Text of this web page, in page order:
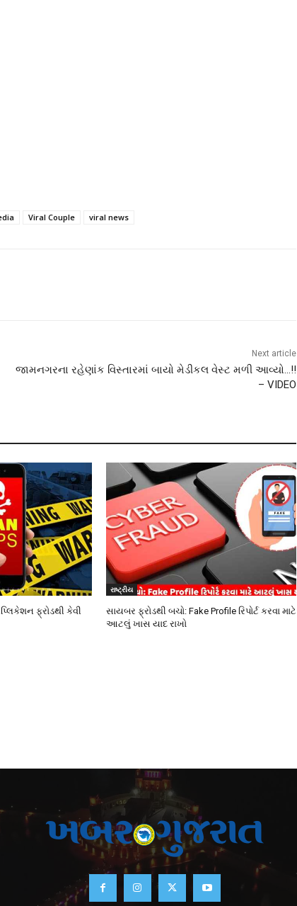
Viral Couple viral news
Next article
જામનગરના રહેણાંક વિસ્તારમાં બાયો મેડીકલ વેસ્ટ મળી આવ્યો…!!
– VIDEO
ફ્રોડથી કેવી
રાષ્ટ્રીય
સાયબર ફ્રોડથી બચો: Fake Profile રિપોર્ટ કરવા માટે
આટલું ખાસ યાદ રાખો